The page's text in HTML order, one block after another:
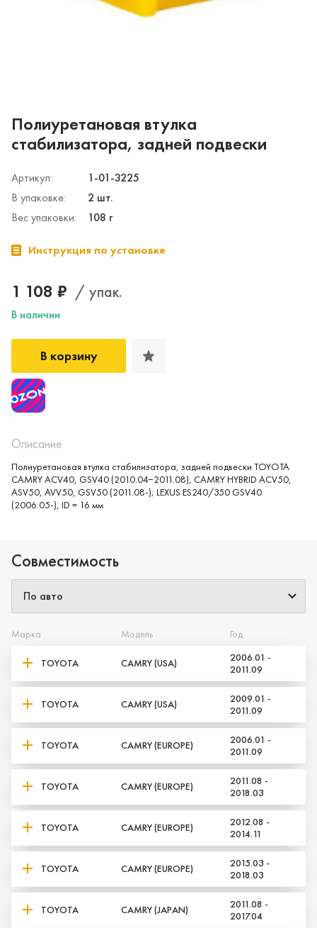
Полиуретановая втулка
стабилизатора, задней подвески
Артикул:
1-01-3225
В упаковке:
2 шт.
Вес упаковки:
108 г
Инструкция по установке
1 108 ₽ / упак.
В наличии
В корзину
Описание
Полиуретановая втулка стабилизатора, задней подвески TOYOTA
CAMRY ACV40, GSV40 (2010.04−2011.08), CAMRY HYBRID ACV50,
ASV50, AVV50, GSV50 (2011.08-); LEXUS ES240/350 GSV40
(2006.05-), ID = 16 мм
Совместимость
Марка Модель Год
TOYOTA CAMRY (USA)
2006.01 -
2011.09
TOYOTA CAMRY (USA)
2009.01 -
2011.09
TOYOTA CAMRY (EUROPE)
2006.01 -
2011.09
TOYOTA CAMRY (EUROPE)
2011.08 -
2018.03
TOYOTA CAMRY (EUROPE)
2012.08 -
2014.11
TOYOTA CAMRY (EUROPE)
2015.03 -
2018.03
TOYOTA CAMRY (JAPAN)
2011.08 -
2017.04